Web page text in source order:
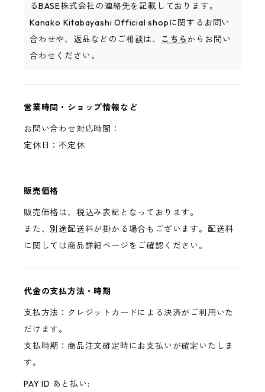
るBASE株式会社の連絡先を記載しております。
Kanako Kitabayashi Official shopに関するお問い
合わせや、返品などのご相談は、
こちらからお問い
合わせください。
営業時間・ショップ情報など
お問い合わせ対応時間：
定休日：不定休
販売価格
販売価格は、税込み表記となっております。
また、別途配送料が掛かる場合もございます。配送料
に関しては商品詳細ページをご確認ください。
代金の支払方法・時期
支払方法：クレジットカードによる決済がご利用いた
だけます。
支払時期：商品注文確定時にお支払いが確定いたしま
す。
PAY ID あと払い: